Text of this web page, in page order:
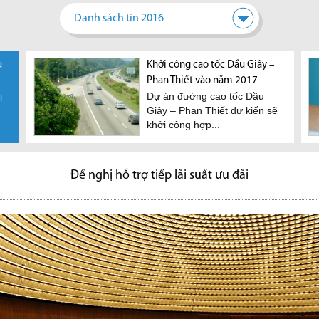
Danh sách tin 2016
pháp gì
bất động
có văn
Việt Nam đang bước vào thời
kỳ dân số vàng, bất động sản
vào tầm ngắm của các nhà
đầu tư nước ngoài
Theo JLL Việt Nam, đối với
Nên quy hoạch TP.HCM thành
nhiều khu trung tâm
TP.HCM trong tương lai sẽ
hình thành nhiều khu trung
tâm, theo mô hình 'đa cực'
để...
nối
yêu
tải
TPHCM đề nghị được chuyển
đổi 26 ngàn ha đất nông
nghiệp
Chiều 6/7, Bí thư Thành uỷ
TPHCM Nguyễn Thiện Nhân
Quận 7: Cấp phép xây dựng
nhà ở trực tuyến chỉ trong 3
ngày
Đây là tin vui cho hàng ngàn
người dân sinh sống tại
và
Khởi công cao tốc Dầu Giây –
Phan Thiết vào năm 2017
Dự án đường cao tốc Dầu
Giây – Phan Thiết dự kiến sẽ
khởi công hợp...
Đề nghị hỗ trợ tiếp lãi suất ưu đãi